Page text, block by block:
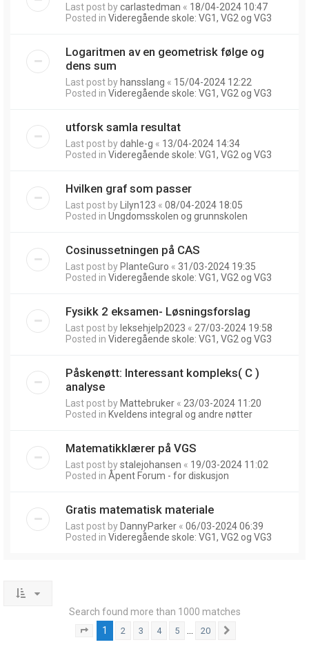
Last post bycarlastedman « 18/04-2024 10:47
Posted in Videregående skole: VG1, VG2 og VG3
Logaritmen av en geometrisk følge og
dens sum
Last post by hansslang « 15/04-2024 12:22
Posted in Videregående skole: VG1, VG2 og VG3
utforsk samla resultat
Last post bydahle-g « 13/04-2024 14:34
Posted in Videregående skole: VG1, VG2 og VG3
Hvilken graf som passer
Last post by Lilyn123 « 08/04-2024 18:05
Posted in Ungdomsskolen og grunnskolen
Cosinussetningen på CAS
Last post by PlanteGuro « 31/03-2024 19:35
Posted in Videregående skole: VG1, VG2 og VG3
Fysikk 2 eksamen- Løsningsforslag
Last post by leksehjelp2023 « 27/03-2024 19:58
Posted in Videregående skole: VG1, VG2 og VG3
Påskenøtt: Interessant kompleks( C )
analyse
Last post by Mattebruker « 23/03-2024 11:20
Posted in Kveldens integral og andre nøtter
Matematikklærer på VGS
Last post bystalejohansen « 19/03-2024 11:02
Posted in Åpent Forum - for diskusjon
Gratis matematisk materiale
Last post by DannyParker « 06/03-2024 06:39
Posted in Videregående skole: VG1, VG2 og VG3
Search found more than 1000 matches
Page of 20
1 2 3 4 5 20